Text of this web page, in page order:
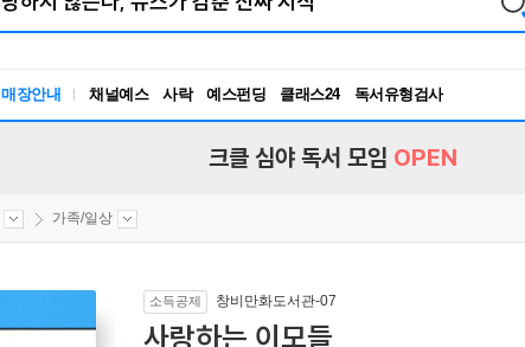
매장안내 채널예스 사락 예스펀딩 클래스24
독서유형검사
RBTI Lab
크클 심야 독서 모임 OPEN
가족/일상
소득공제 창비만화도서관-07
사랑하는 이모들